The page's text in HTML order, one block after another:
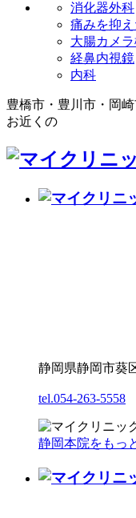
消化器外科
痛みを抑
大腸カメ
経鼻内視鏡
内科
豊橋市・豊川市・岡
お近くの
静岡県静岡市葵
tel.054-263-5558
静岡本院をもっ